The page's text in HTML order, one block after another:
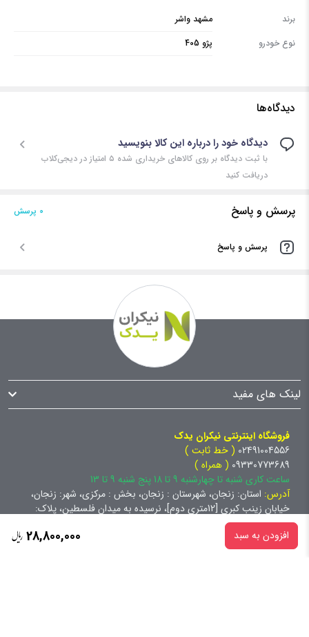
برند
مشهد واشر
نوع خودرو
پژو 405
دیدگاه‌ها
دیدگاه خود را درباره این کالا بنویسید
با ثبت دیدگاه بر روی کالاهای خریداری شده ۵ امتیاز در دیجی‌کلاب
دریافت کنید
پرسش و پاسخ 0 پرسش‌
پرسش و پاسخ
28,800,000 افزودن به سبد
لینک های مفید
فروشگاه اینترنتی نیکران یدک
02491004556 ( خط ثابت )
09330773689 ( همراه )
ساعت کاری شنبه تا چهارشنبه 9 تا 18 پنج شنبه 9 تا 13
آدرس: استان: زنجان، شهرستان : زنجان، بخش : مرکزی، شهر: زنجان،
خیابان زینب کبری [12متری دوم]، نرسیده به میدان فلسطین، پلاک:
92.0، طبقه: همکف،